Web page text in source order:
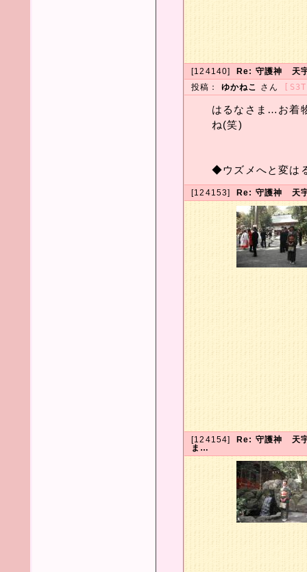
[124140]
Re: 守護神 天
投稿： ゆかねこ さん
はるなさま…お着
ね(笑)
◆ウズメへと変は
[124153] Re: 守護神 天
[124154]
Re: 守護神 天
ま…